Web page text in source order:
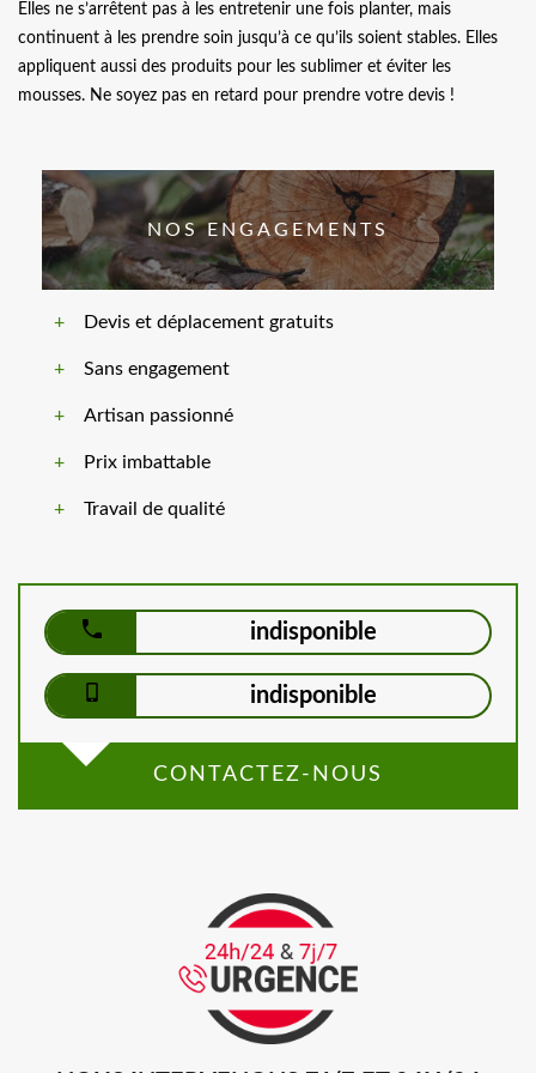
Elles ne s’arrêtent pas à les entretenir une fois planter, mais
continuent à les prendre soin jusqu’à ce qu’ils soient stables. Elles
appliquent aussi des produits pour les sublimer et éviter les
mousses. Ne soyez pas en retard pour prendre votre devis !
NOS ENGAGEMENTS
Devis et déplacement gratuits
Sans engagement
Artisan passionné
Prix imbattable
Travail de qualité
indisponible
indisponible
CONTACTEZ-NOUS